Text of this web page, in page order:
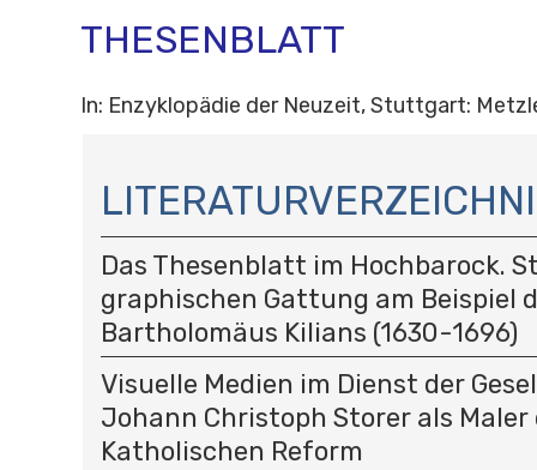
THESENBLATT
In: Enzyklopädie der Neuzeit, Stuttgart:
A
V
I
G
A
T
I
O
N
Das Thesenblatt im Hochbarock.
graphischen Gattung am Beispiel
Bartholomäus Kilians (1630-1696)
Visuelle Medien im Dienst der
Johann Christoph Storer als Maler
Katholischen Reform